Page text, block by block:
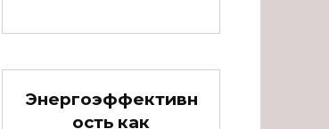
Энергоэффективн
ость как